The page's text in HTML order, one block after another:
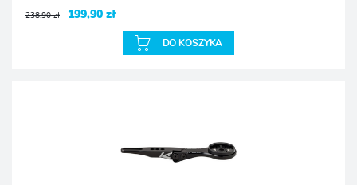
238,90 zł 199,90 zł
DO KOSZYKA